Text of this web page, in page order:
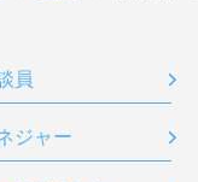
員
ジャー